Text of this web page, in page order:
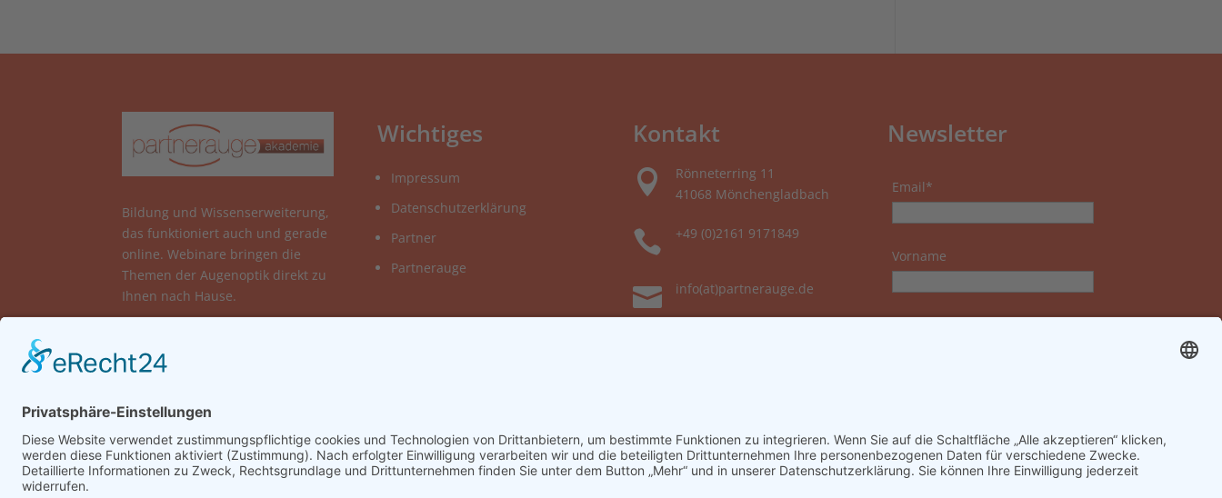
Bildung und Wissenserweiterung,
das funktioniert auch und gerade
online. Webinare bringen die
Themen der Augenoptik direkt zu
Ihnen nach Hause.
Wichtiges
Impressum
Datenschutzerklärung
Partner
Partnerauge
Kontakt

Rönneterring 11
41068 Mönchengladbach
 +49 (0)2161 9171849
 info(at)partnerauge.de
Newsletter
Email*
Vorname